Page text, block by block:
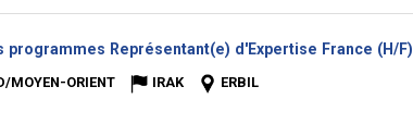
Représentant(e) d'Expertise France (H/F)
MOYEN-ORIENT IRAK
ERBIL